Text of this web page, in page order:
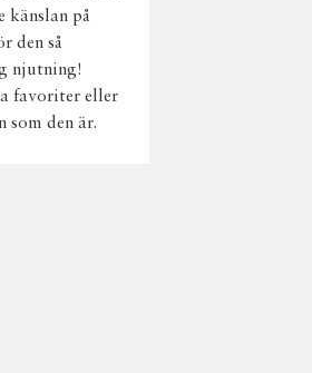
känslan på
den så
njutning!
favoriter eller
som den är.